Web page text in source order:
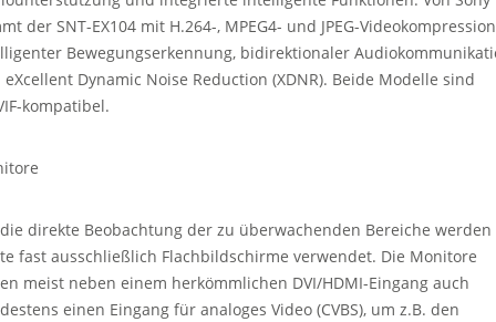
der SNT-EX104 mit H.264-, MPEG4- und JPEG-
Bewegungserkennung, bidirektionaler
Dynamic Noise Reduction (XDNR). Beide Modelle sind
kompatibel.
direkte Beobachtung der zu überwachenden Bereiche werden
fast ausschließlich Flachbildschirme verwendet. Die Monitore
meist neben einem herkömmlichen DVI/HDMI-Eingang auch
einen Eingang für analoges Video (CVBS), um z.B. den